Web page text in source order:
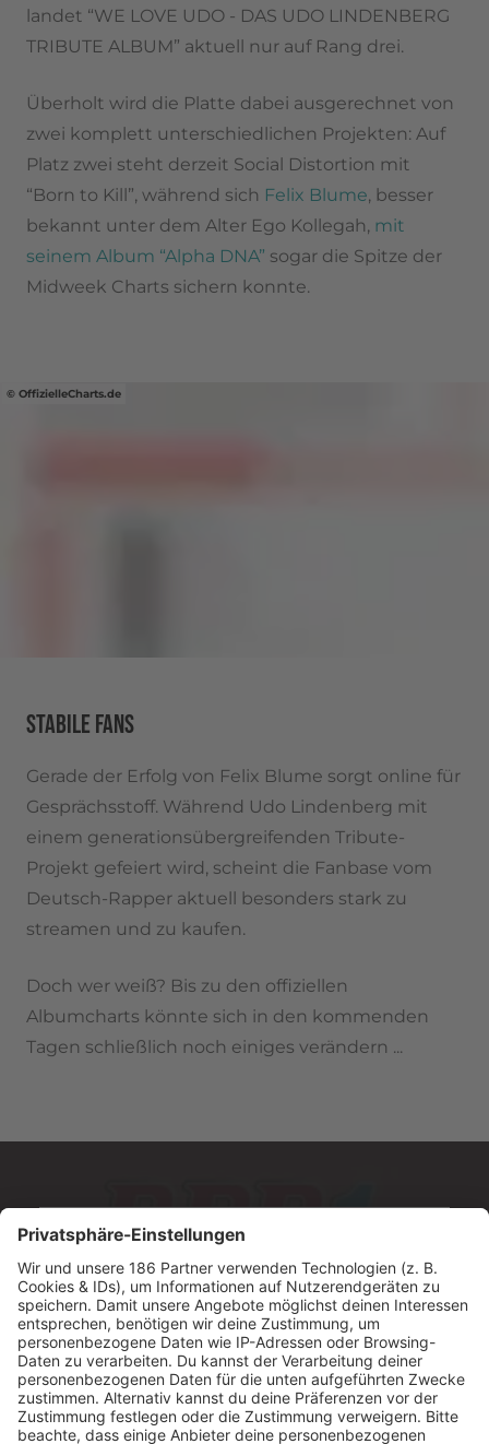
landet “WE LOVE UDO - DAS UDO LINDENBERG
TRIBUTE ALBUM” aktuell nur auf Rang drei.
Überholt wird die Platte dabei ausgerechnet von
zwei komplett unterschiedlichen Projekten: Auf
Platz zwei steht derzeit Social Distortion mit
“Born to Kill”, während sich Felix Blume, besser
bekannt unter dem Alter Ego Kollegah, mit
seinem Album “Alpha DNA” sogar die Spitze der
Midweek Charts sichern konnte.
OffizielleCharts.de
STABILE FANS
Gerade der Erfolg von Felix Blume sorgt online für
Gesprächsstoff. Während Udo Lindenberg mit
einem generationsübergreifenden Tribute-
Projekt gefeiert wird, scheint die Fanbase vom
Deutsch-Rapper aktuell besonders stark zu
streamen und zu kaufen.
Doch wer weiß? Bis zu den offiziellen
Albumcharts könnte sich in den kommenden
Tagen schließlich noch einiges verändern ...
MUSIC MADE IN GERMANY